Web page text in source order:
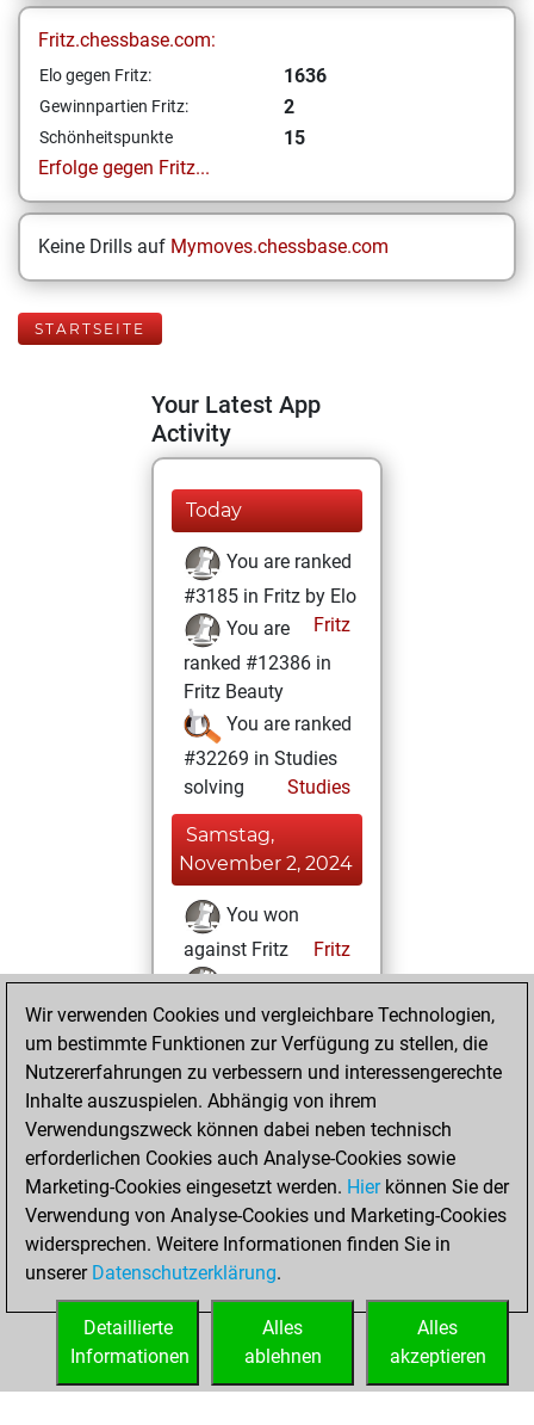
Fritz.chessbase.com:
Elo gegen Fritz: 1636
Gewinnpartien Fritz: 2
Schönheitspunkte
15
Erfolge gegen Fritz...
Keine Drills auf Mymoves.chessbase.com
STARTSEITE
Your Latest App
Activity
Today
You are ranked
#3185 in Fritz by Elo
Fritz
You are
ranked #12386 in
Fritz Beauty
You are ranked
#32269 in Studies
solving
Studies
Samstag,
November 2, 2024
You won
against Fritz
Fritz
You achieved a
BeautyScore of 15
You achieved a
new Elo of 1636
You created
your Fritz account
Freitag,
November 1, 2024
You created
your Studies account
Studies
Wir verwenden Cookies und vergleichbare Technologien,
um bestimmte Funktionen zur Verfügung zu stellen, die
Nutzererfahrungen zu verbessern und interessengerechte
Inhalte auszuspielen. Abhängig von ihrem
Verwendungszweck können dabei neben technisch
erforderlichen Cookies auch Analyse-Cookies sowie
Marketing-Cookies eingesetzt werden. Hierkönnen Sie der
Verwendung von Analyse-Cookies und Marketing-Cookies
widersprechen. Weitere Informationen finden Sie in
unserer Datenschutzerklärung.
Alles
akzeptieren
Alles
ablehnen
Detaillierte
Informationen